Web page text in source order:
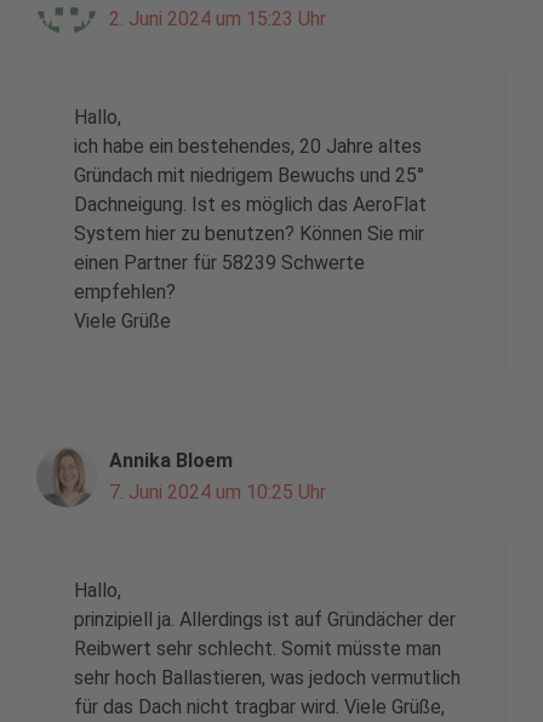
2. Juni 2024 um 15:23 Uhr
Hallo,
ich habe ein bestehendes, 20 Jahre altes
Gründach mit niedrigem Bewuchs und 25°
Dachneigung. Ist es möglich das AeroFlat
System hier zu benutzen? Können Sie mir
einen Partner für 58239 Schwerte
empfehlen?
Viele Grüße
Annika Bloem
7. Juni 2024 um 10:25 Uhr
Hallo,
prinzipiell ja. Allerdings ist auf Gründächer der
Reibwert sehr schlecht. Somit müsste man
sehr hoch Ballastieren, was jedoch vermutlich
für das Dach nicht tragbar wird. Viele Grüße,